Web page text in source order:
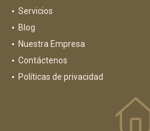
Servicios
Blog
Nuestra Empresa
Contáctenos
Políticas de privacidad